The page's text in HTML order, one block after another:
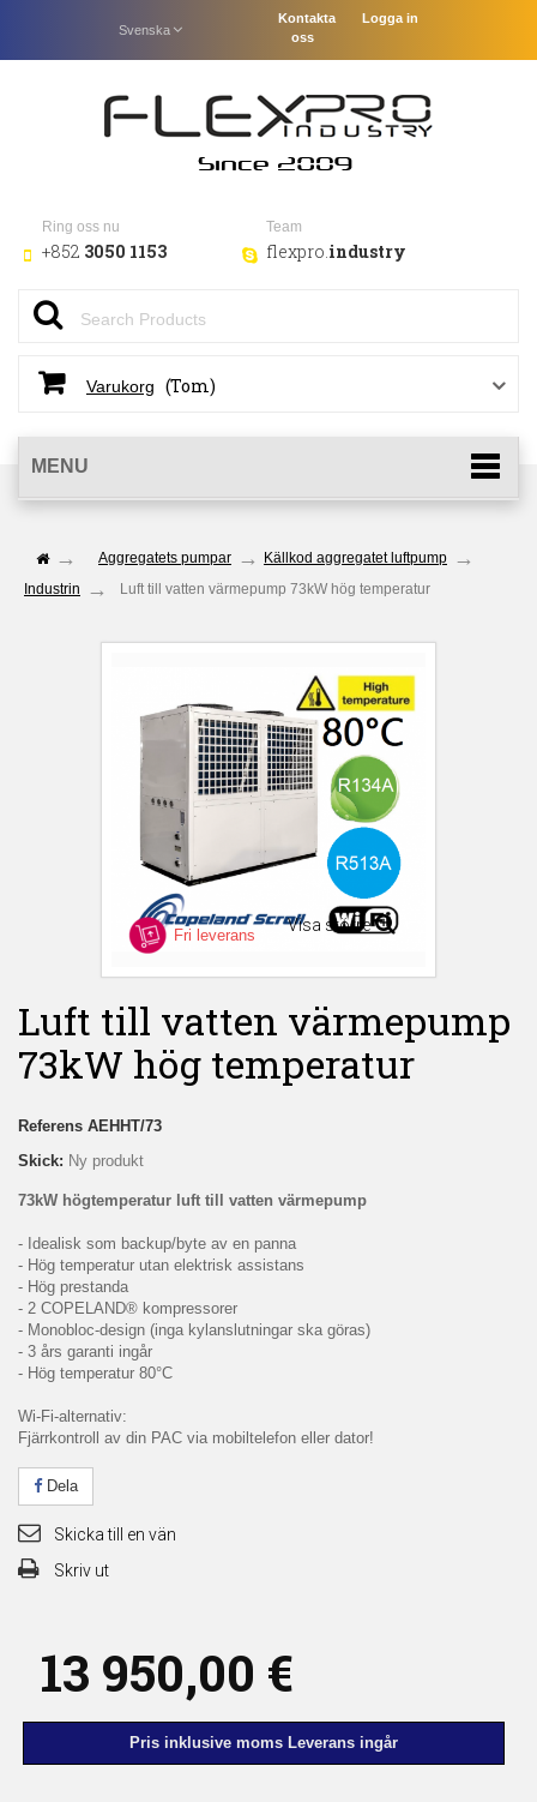
Logga in
Svenska
Kontakta
oss
Ring oss nu
+852 3050 1153
Team
flexpro.industry
Varukorg (Tom)
MENU
Aggregatets pumpar
Källkod aggregatet luftpump
Industrin
Luft till vatten värmepump 73kW hög temperatur
Visa större
Fri leverans
Luft till vatten värmepump
73kW hög temperatur
Referens AEHHT/73
Skick: Ny produkt
73kW högtemperatur luft till vatten värmepump
- Idealisk som backup/byte av en panna
- Hög temperatur utan elektrisk assistans
- Hög prestanda
- 2 COPELAND® kompressorer
- Monobloc-design (inga kylanslutningar ska göras)
- 3 års garanti ingår
- Hög temperatur 80°C
Wi-Fi-alternativ:
Fjärrkontroll av din PAC via mobiltelefon eller dator!
Dela
Skicka till en vän
Skriv ut
13 950,00 €
Pris inklusive moms Leverans ingår